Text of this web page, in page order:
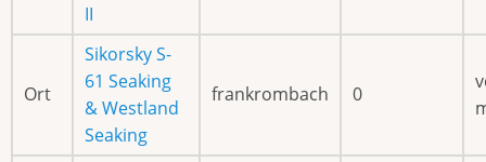
II
Ort
Sikorsky S-
61 Seaking
& Westland
Seaking
frankrombach 0